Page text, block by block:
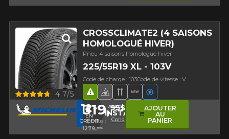
CROSSCLIMATE2 (4 SAISONS
HOMOLOGUÉ HIVER)
Pneu 4 saisons homologué hiver
225/55R19 XL - 103V
Code de charge : 103Code de vitesse : V
Bande de roulement
Pneu 4 saisons homologué
Nouveau produit
Véhicules
Hasard routier
Aperçu 4.7/5
12%
EN
CRÉDIT
AVEC LE CODE
INSTALL12
Conditions
319,95$
4 pneus :
1279,80$
AJOUTER
AU
PANIER